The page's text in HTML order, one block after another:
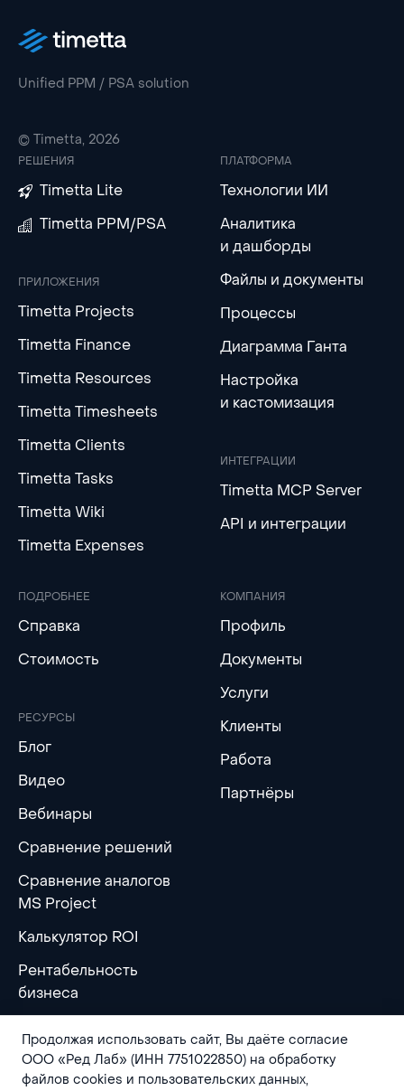
Unified PPM / PSA solution
© Timetta, 2026
РЕШЕНИЯ
Timetta Lite
Timetta PPM/PSA
ПРИЛОЖЕНИЯ
Timetta Projects
Timetta Finance
Timetta Resources
Timetta Timesheets
Timetta Clients
Timetta Tasks
Timetta Wiki
Timetta Expenses
ПЛАТФОРМА
Технологии ИИ
Аналитика
и дашборды
Файлы и документы
Процессы
Диаграмма Ганта
Настройка
и кастомизация
ИНТЕГРАЦИИ
Timetta MCP Server
API и интеграции
ПОДРОБНЕЕ
Справка
Стоимость
РЕСУРСЫ
Блог
Видео
Вебинары
Сравнение решений
Сравнение аналогов
MS Project
Калькулятор ROI
Рентабельность
бизнеса
КОМПАНИЯ
Профиль
Документы
Услуги
Клиенты
Работа
Партнёры
Продолжая использовать сайт, Вы даёте согласие
ООО «Ред Лаб» (ИНН 7751022850) на обработку
файлов cookies и пользовательских данных,